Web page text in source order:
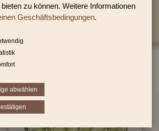
Sie befinden sich in folgender Kategorie:
2-Cutbeads Farbeinzug
zu können. Weitere Informationen
Geschäftsbedingungen.
abwählen